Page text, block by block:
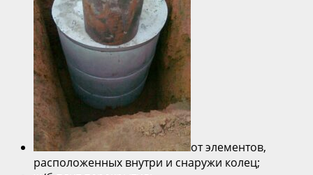
от элементов,
расположенных внутри и снаружи колец;